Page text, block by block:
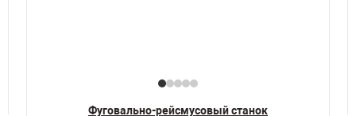
Фуговально-рейсмусовый станок